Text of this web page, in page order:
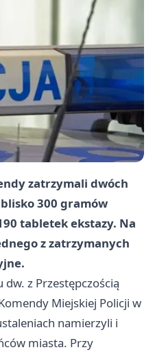
zatrzymali dwóch
300 gramów
tabletek ekstazy. Na
z zatrzymanych
dw. z Przestępczością
Miejskiej Policji w
namierzyli i
miasta. Przy